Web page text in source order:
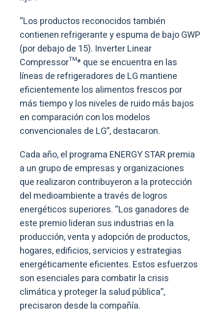
“Los productos reconocidos también
contienen refrigerante y espuma de bajo GWP
(por debajo de 15). Inverter Linear
Compressor™* que se encuentra en las
líneas de refrigeradores de LG mantiene
eficientemente los alimentos frescos por
más tiempo y los niveles de ruido más bajos
en comparación con los modelos
convencionales de LG”, destacaron.
Cada año, el programa ENERGY STAR premia
a un grupo de empresas y organizaciones
que realizaron contribuyeron a la protección
del medioambiente a través de logros
energéticos superiores. “Los ganadores de
este premio lideran sus industrias en la
producción, venta y adopción de productos,
hogares, edificios, servicios y estrategias
energéticamente eficientes. Estos esfuerzos
son esenciales para combatir la crisis
climática y proteger la salud pública”,
precisaron desde la compañía.